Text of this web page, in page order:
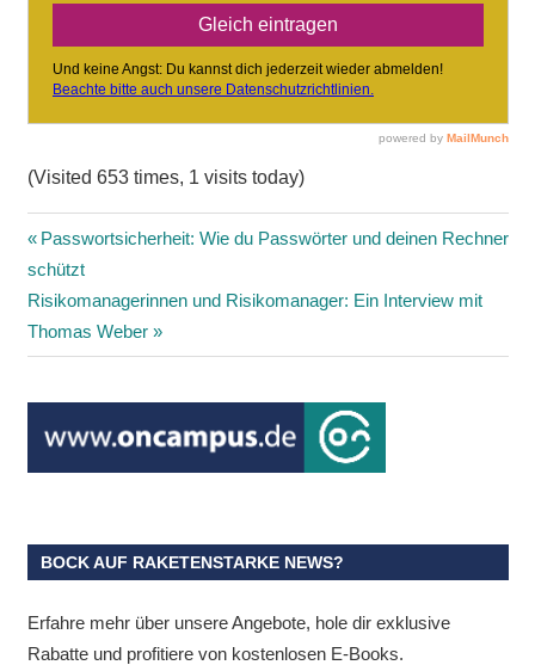
(Visited 653 times, 1 visits today)
Beitragsnavigation
Vorheriger
Beitrag:
Passwortsicherheit: Wie du Passwörter und deinen Rechner
schützt
Nächster
Beitrag:
Risikomanagerinnen und Risikomanager: Ein Interview mit
Thomas Weber
BOCK AUF RAKETENSTARKE NEWS?
Erfahre mehr über unsere Angebote, hole dir exklusive
Rabatte und profitiere von kostenlosen E-Books.